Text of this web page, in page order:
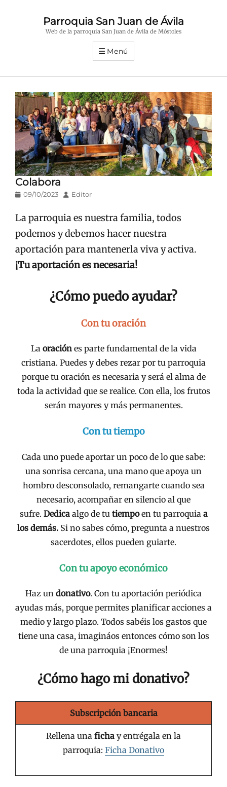
Parroquia San Juan de Ávila
Web de la parroquia San Juan de Ávila de Móstoles
Menú
Colabora
Publicado
09/10/2023 AutorEditor
La parroquia es nuestra familia, todos
podemos y debemos hacer nuestra
aportación para mantenerla viva y activa.
¡Tu aportación es necesaria!
¿Cómo puedo ayudar?
Con tu oración
La oraciónes parte fundamental de la vida
cristiana. Puedes y debes rezar por tu parroquia
porque tu oración es necesaria y será el alma de
toda la actividad que se realice. Con ella, los frutos
serán mayores y más permanentes.
Con tu tiempo
Cada uno puede aportar un poco de lo que sabe:
una sonrisa cercana, una mano que apoya un
hombro desconsolado, remangarte cuando sea
necesario, acompañar en silencio al que
sufre. Dedica algo de tu tiempoen tu parroquia a
los demás. Si no sabes cómo, pregunta a nuestros
sacerdotes, ellos pueden guiarte.
Con tu apoyo económico
Haz un donativo. Con tu aportación periódica
ayudas más, porque permites planificar acciones a
medio y largo plazo. Todos sabéis los gastos que
tiene una casa, imagináos entonces cómo son los
de una parroquia ¡Enormes!
¿Cómo hago mi donativo?
Subscripción bancaria
Rellena una ficha y entrégala en la
parroquia: Ficha Donativo